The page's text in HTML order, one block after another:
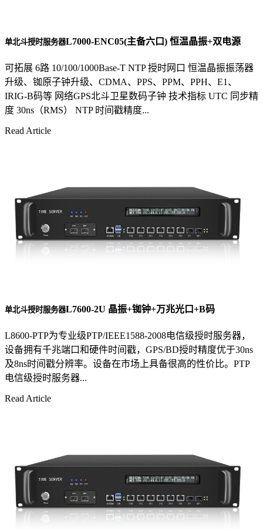
单北斗授时服务器L7000-ENC05(主备六口) 恒温晶振+双电源
可拓展 6路 10/100/1000Base-T NTP 授时网口 恒温晶振振荡器
升级、铷原子钟升级、CDMA、PPS、PPM、PPH、E1、
IRIG-B码等 网络GPS北斗卫星数码子钟 技术指标 UTC 同步精
度 30ns（RMS） NTP 时间戳精度...
Read Article
单北斗授时服务器L7600-2U 晶振+铷钟+万兆光口+B码
L8600-PTP为专业级PTP/IEEE1588-2008电信级授时服务器，
设备拥有千兆端口和硬件时间戳，GPS/BD授时精度优于30ns
及8ns时间戳分辨率。设备在市场上具备很高的性价比。PTP
电信级授时服务器...
Read Article